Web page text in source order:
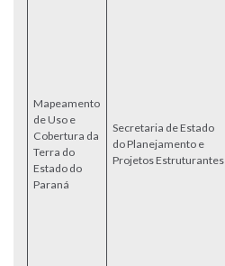
Mapeamento
de Uso e
Cobertura da
Terra do
Estado do
Paraná
Secretaria de Estado
do Planejamento e
Projetos Estruturantes